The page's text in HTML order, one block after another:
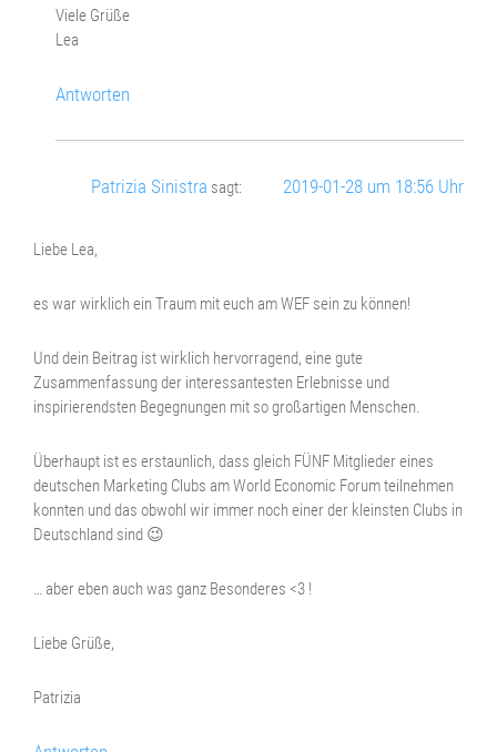
Viele Grüße
Lea
Antworten
Patrizia Sinistra sagt: 2019-01-28 um 18:56 Uhr
Liebe Lea,
es war wirklich ein Traum mit euch am WEF sein zu können!
Und dein Beitrag ist wirklich hervorragend, eine gute
Zusammenfassung der interessantesten Erlebnisse und
inspirierendsten Begegnungen mit so großartigen Menschen.
Überhaupt ist es erstaunlich, dass gleich FÜNF Mitglieder eines
deutschen Marketing Clubs am World Economic Forum teilnehmen
konnten und das obwohl wir immer noch einer der kleinsten Clubs in
Deutschland sind 😉
… aber eben auch was ganz Besonderes <3 !
Liebe Grüße,
Patrizia